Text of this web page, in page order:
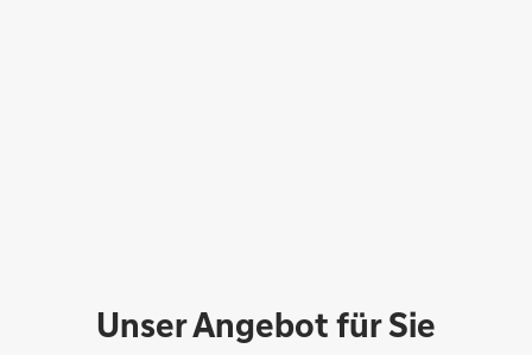
Unser Angebot für Sie